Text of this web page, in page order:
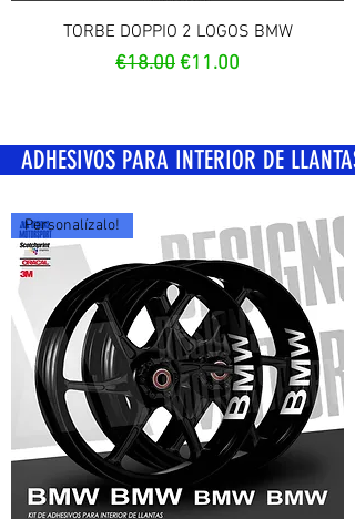
TORBE DOPPIO 2 LOGOS BMW
Regular Price
€18.00Sale Price
€11.00
PARA INTERIOR DE LLANTAS
Personalízalo!